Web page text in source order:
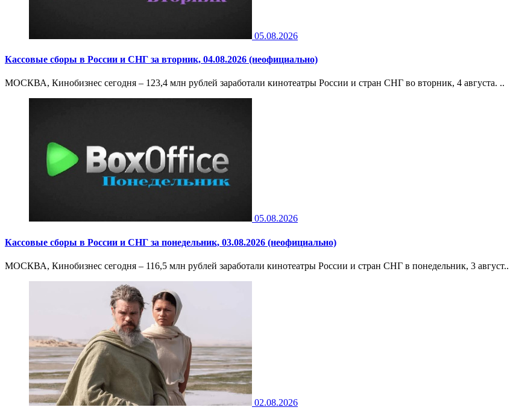
05.08.2026
Кассовые сборы в России и СНГ за вторник, 04.08.2026 (неофициально)
МОСКВА, Кинобизнес сегодня – 123,4 млн рублей заработали кинотеатры России и стран СНГ во вторник, 4 августа. ..
05.08.2026
Кассовые сборы в России и СНГ за понедельник, 03.08.2026 (неофициально)
МОСКВА, Кинобизнес сегодня – 116,5 млн рублей заработали кинотеатры России и стран СНГ в понедельник, 3 август..
02.08.2026